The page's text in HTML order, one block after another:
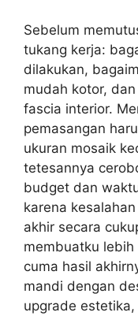
Sebelum
tukang kerja:
dilakukan,
mudah kotor,
fascia interior.
pemasangan
ukuran mosaik
tetesannya
budget dan
karena
akhir secara
membuatku
cuma hasil
mandi dengan
upgrade